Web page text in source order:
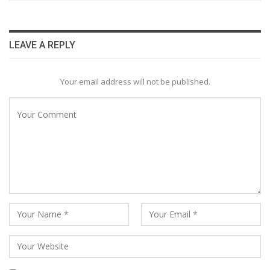
LEAVE A REPLY
Your email address will not be published.